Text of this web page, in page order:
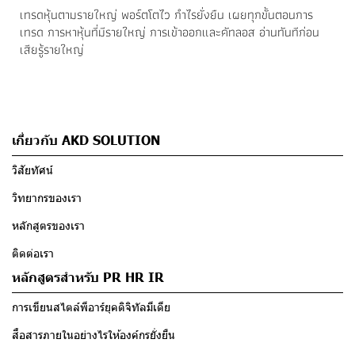
เทรดหุ้นตามรายใหญ่ พอร์ตโตไว กำไรยั่งยืน เผยทุกขั้นตอนการ
เทรด การหาหุ้นที่มีรายใหญ่ การเข้าออกและคัทลอส อ่านทันทีก่อน
เสียรู้รายใหญ่
เกี่ยวกับ AKD SOLUTION
วิสัยทัศน์
วิทยากรของเรา
หลักสูตรของเรา
ติดต่อเรา
หลักสูตรสำหรับ PR HR IR
การเขียนสไตล์พีอาร์ยุคดิจิทัลมีเดีย
สื่อสารภายในอย่างไรให้องค์กรยั่งยืน